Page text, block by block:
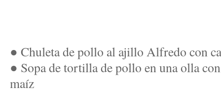
● Chuleta de pollo al ajillo Alfredo con
● Sopa de tortilla de pollo en una olla
maíz